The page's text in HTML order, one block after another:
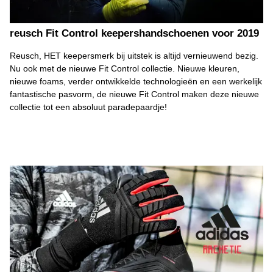
reusch Fit Control keepershandschoenen voor 2019
Reusch, HET keepersmerk bij uitstek is altijd vernieuwend bezig.
Nu ook met de nieuwe Fit Control collectie. Nieuwe kleuren,
nieuwe foams, verder ontwikkelde technologieën en een werkelijk
fantastische pasvorm, de nieuwe Fit Control maken deze nieuwe
collectie tot een absoluut paradepaardje!